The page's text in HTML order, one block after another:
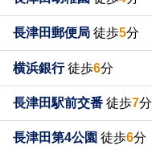
長津田郵便局 徒歩5分
横浜銀行徒歩6分
長津田駅前交番 徒歩7分
長津田第4公園 徒歩6分